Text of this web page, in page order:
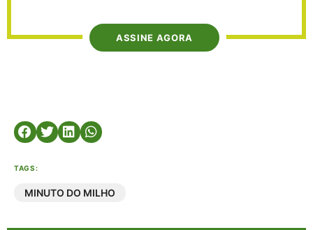
ASSINE AGORA
TAGS:
MINUTO DO MILHO